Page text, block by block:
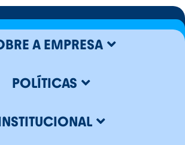
A EMPRESA
POLÍTICAS